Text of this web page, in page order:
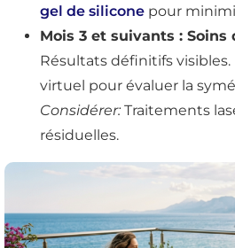
gel de silicone pour
Mois 3 et suivants : Soins
Résultats définitifs visibles.
virtuel pour évaluer la
Considérer:Traitements
résiduelles.